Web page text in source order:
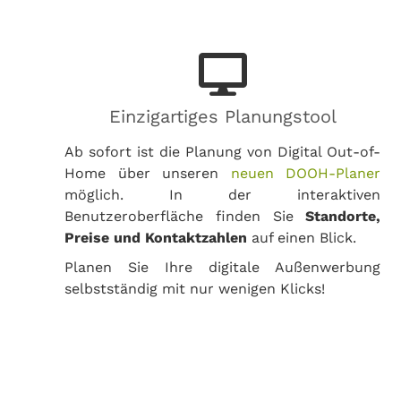
Einzigartiges Planungstool
Ab sofort ist die Planung von Digital Out-of-
Home über unseren neuen DOOH-Planer
möglich. In der interaktiven
Benutzeroberfläche finden SieStandorte,
Preise und Kontaktzahlen auf einen Blick.
Planen Sie Ihre digitale Außenwerbung
selbstständig mit nur wenigen Klicks!